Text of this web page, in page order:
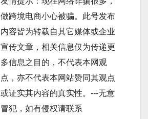
做跨境电商小心被骗。此号发布
内容皆为转载自其它媒体或企业
宣传文章，相关信息仅为传递更
多信息之目的，不代表本网观
点，亦不代表本网站赞同其观点
或证实其内容的真实性。---无意
冒犯，如有侵权请联系